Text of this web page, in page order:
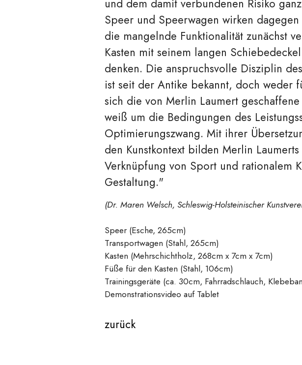
und dem damit verbundenen Risiko
Speer und Speerwagen wirken
die mangelnde Funktionalität zunächst
Kasten mit seinem langen
denken. Die anspruchsvolle Disziplin
ist seit der Antike bekannt, doch weder
sich die von Merlin Laumert
weiß um die Bedingungen des
Optimierungszwang. Mit ihrer
den Kunstkontext bilden Merlin
Verknüpfung von Sport und rationalem
Gestaltung."
(Dr. Maren Welsch, Schleswig-Holsteinischer
Speer (Esche, 265cm)
Transportwagen (Stahl, 265cm)
Kasten (Mehrschichtholz, 268cm x 7cm x 7cm)
Füße für den Kasten (Stahl, 106cm)
Trainingsgeräte (ca. 30cm, Fahrradschlauch,
Demonstrationsvideo auf Tablet
zurück